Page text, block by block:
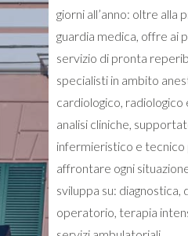
giorni all’anno: oltre alla
guardia medica, offre ai
servizio di pronta
specialisti in ambito
cardiologico,
analisi cliniche,
infermieristico e
affrontare ogni
sviluppa su: diagnostica,
operatorio, terapia